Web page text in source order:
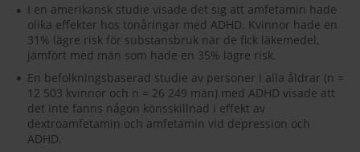
I en amerikansk studie visade det sig att amfetamin hade
olika effekter hos tonåringar med ADHD. Kvinnor hade en
31% lägre risk för substansbruk när de fick läkemedel,
jämfört med män som hade en 35% lägre risk.
En befolkningsbaserad studie av personer i alla åldrar (n =
12 503 kvinnor och n = 26 249 män) med ADHD visade att
det inte fanns någon könsskillnad i effekt av
dextroamfetamin och amfetamin vid depression och
ADHD.